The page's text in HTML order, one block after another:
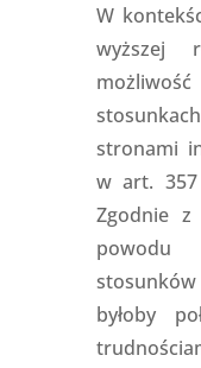
W
wyższej
stronami
w art. 357
Zgodnie
powodu
stosunków
byłoby